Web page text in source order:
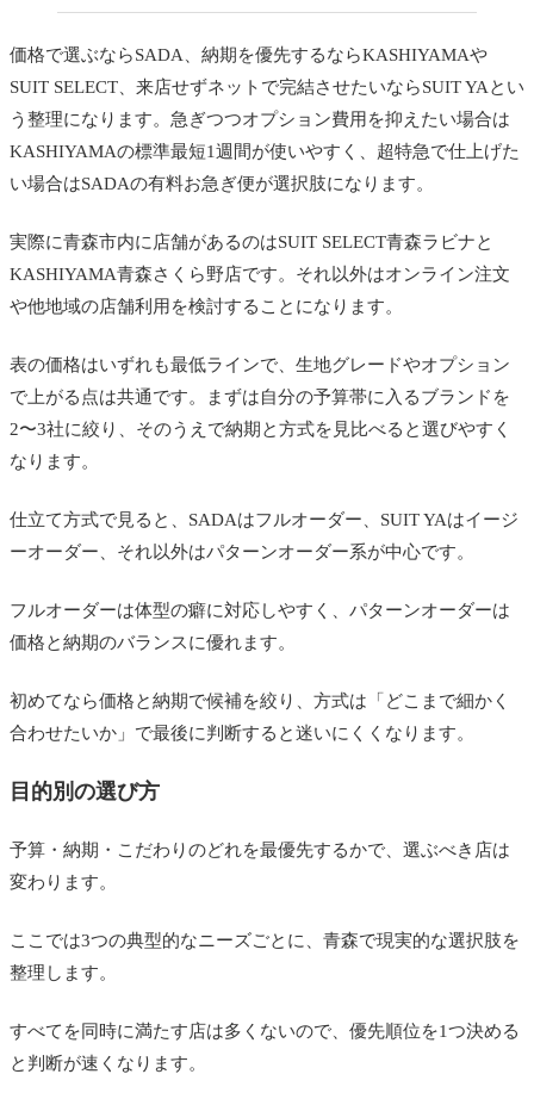
価格で選ぶならSADA、納期を優先するならKASHIYAMAや
SUIT SELECT、来店せずネットで完結させたいならSUIT YAとい
う整理になります。急ぎつつオプション費用を抑えたい場合は
KASHIYAMAの標準最短1週間が使いやすく、超特急で仕上げた
い場合はSADAの有料お急ぎ便が選択肢になります。
実際に青森市内に店舗があるのはSUIT SELECT青森ラビナと
KASHIYAMA青森さくら野店です。それ以外はオンライン注文
や他地域の店舗利用を検討することになります。
表の価格はいずれも最低ラインで、生地グレードやオプション
で上がる点は共通です。まずは自分の予算帯に入るブランドを
2〜3社に絞り、そのうえで納期と方式を見比べると選びやすく
なります。
仕立て方式で見ると、SADAはフルオーダー、SUIT YAはイージ
ーオーダー、それ以外はパターンオーダー系が中心です。
フルオーダーは体型の癖に対応しやすく、パターンオーダーは
価格と納期のバランスに優れます。
初めてなら価格と納期で候補を絞り、方式は「どこまで細かく
合わせたいか」で最後に判断すると迷いにくくなります。
目的別の選び方
予算・納期・こだわりのどれを最優先するかで、選ぶべき店は
変わります。
ここでは3つの典型的なニーズごとに、青森で現実的な選択肢を
整理します。
すべてを同時に満たす店は多くないので、優先順位を1つ決める
と判断が速くなります。